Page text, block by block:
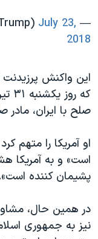
— Donald J. Trump (@realDonaldTrump)
July 23,
2018
این واکنش
صلح با ایران،
او آمریکا را متهم
است» و به آمریکا
پشیمان کننده است».
در همین حال،
نیز به جمهوری